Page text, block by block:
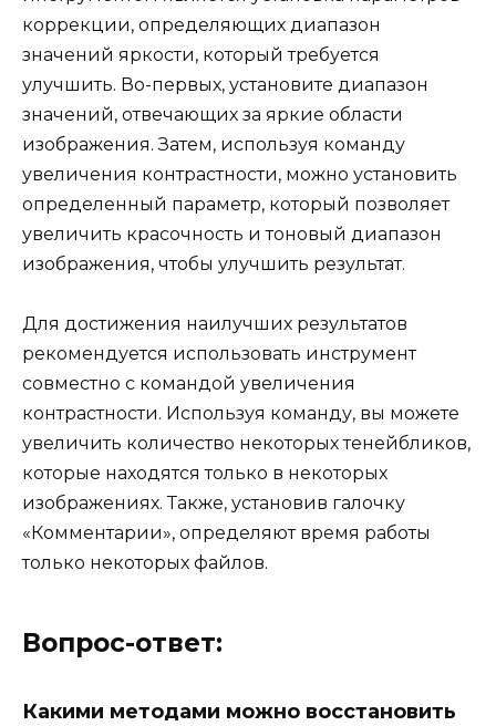
коррекции, определяющих диапазон
значений яркости, который требуется
улучшить. Во-первых, установите диапазон
значений, отвечающих за яркие области
изображения. Затем, используя команду
увеличения контрастности, можно установить
определенный параметр, который позволяет
увеличить красочность и тоновый диапазон
изображения, чтобы улучшить результат.
Для достижения наилучших результатов
рекомендуется использовать инструмент
совместно с командой увеличения
контрастности. Используя команду, вы можете
увеличить количество некоторых тенейбликов,
которые находятся только в некоторых
изображениях. Также, установив галочку
«Комментарии», определяют время работы
только некоторых файлов.
Вопрос-ответ:
Какими методами можно восстановить